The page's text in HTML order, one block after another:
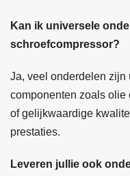
Kan ik universele
schroefcompressor?
Ja, veel onderdelen zijn
componenten zoals olie
of gelijkwaardige
prestaties.
Leveren jullie ook